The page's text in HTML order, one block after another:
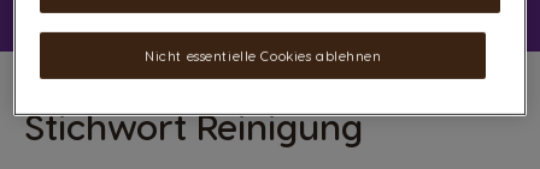
Stichwort Reinigung
Nicht essentielle Cookies ablehnen